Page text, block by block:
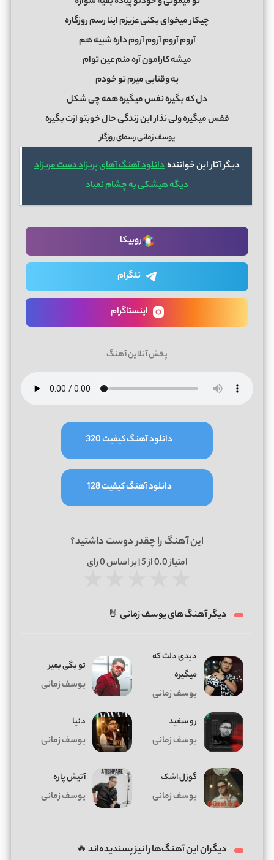
چیکار میخوای بکنی عزیزم اینا رسم روزگاره
آروم آروم آروم آروم داره شبیه هم
میشه کارامون آره منم عین توام
یه وقتایی میرم تو خودم
دل که بگیره نفس میگیره همه چی شکل
قفس میگیره ولی نذار این زندگی حال خوبتو ازت بگیره
یوسف زمانی رسمای روزگار
دیگر آثار این خوانندهدانلود آهنگ آهای پریزاد دست مریزاد
دیگه هیشکی به چشام نمیاد
روبیکا
تلگرام
اینستاگرام
پخش آنلاین آهنگ
دانلود آهنگ کیفیت 320
دانلود آهنگ کیفیت 128
این آهنگ را چقدر دوست داشتید؟
امتیاز0.0از 5 | بر اساس 0رای
دیگر آهنگ‌های یوسف زمانی 🤘
دیدی دلت که
میگیره
یوسف زمانی
تو بگی بمیر
یوسف زمانی
رو سفید
یوسف زمانی
دنیا
یوسف زمانی
گوزل اشک
یوسف زمانی
آتیش پاره
یوسف زمانی
دیگران این آهنگ‌ها را نیز پسندیده‌اند 🔥